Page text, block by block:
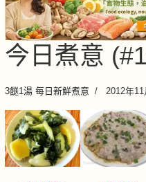
今日煮意
3餸1湯 每日新鮮煮意 2012年11